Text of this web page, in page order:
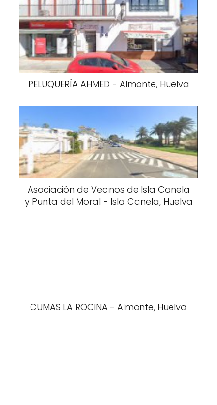
PELUQUERÍA AHMED - Almonte, Huelva
Asociación de Vecinos de Isla Canela
y Punta del Moral - Isla Canela, Huelva
CUMAS LA ROCINA - Almonte, Huelva